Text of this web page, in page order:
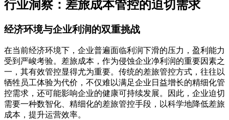
行业洞察：差旅成本管控的迫切需求
经济环境与企业利润的双重挑战
在当前经济环境下，企业普遍面临利润下滑的压力，盈利能力
受到严峻考验。差旅成本，作为侵蚀企业净利润的重要因素之
一，其有效管控显得尤为重要。传统的差旅管控方式，往往以
牺牲员工体验为代价，不仅难以满足企业日益增长的精细化管
控需求，还可能影响企业的健康可持续发展。因此，企业迫切
需要一种数智化、精细化的差旅管控手段，以科学地降低差旅
成本，提升运营效率。